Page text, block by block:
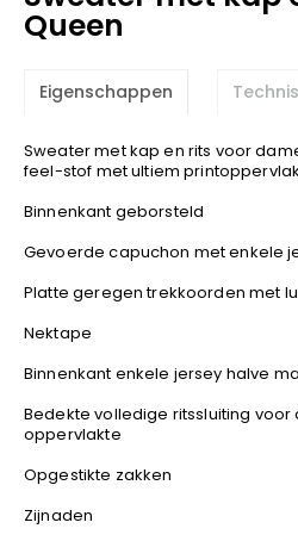
Promodoro
Result
Safety Jogger
Shugon
Spiro
Stanley/Stella
Queen
Eigenschappen
Sweater met kap en rits voor
feel-stof met ultiem printoppervlak
Binnenkant geborsteld
Gevoerde capuchon met enkele
Platte geregen trekkoorden met
Nektape
Binnenkant enkele jersey halve
Bedekte volledige ritssluiting
oppervlakte
Opgestikte zakken
Zijnaden